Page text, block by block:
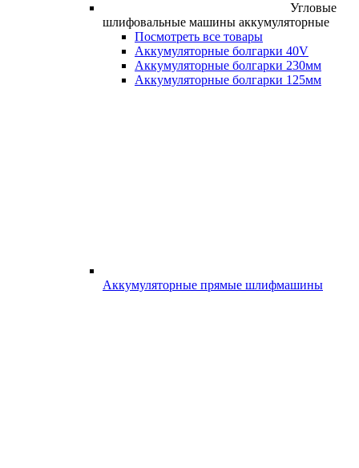
Угловые
шлифовальные машины аккумуляторные
Посмотреть все товары
Аккумуляторные болгарки 40V
Аккумуляторные болгарки 230мм
Аккумуляторные болгарки 125мм
Аккумуляторные прямые шлифмашины